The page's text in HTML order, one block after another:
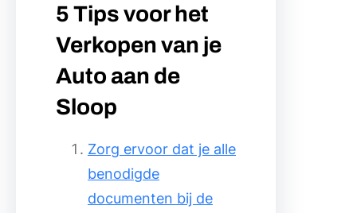
5 Tips voor het
Verkopen van je
Auto aan de
Sloop
Zorg ervoor dat je alle
benodigde
documenten bij de